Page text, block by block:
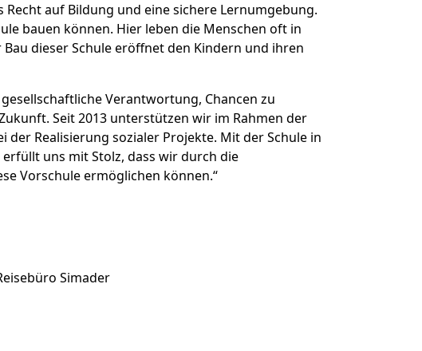
Recht auf Bildung und eine sichere Lernumgebung.
bauen können. Hier leben die Menschen oft in
dieser Schule eröffnet den Kindern und ihren
Verantwortung, Chancen zu
Seit 2013 unterstützen wir im Rahmen der
der Realisierung sozialer Projekte. Mit der Schule in
uns mit Stolz, dass wir durch die
Vorschule ermöglichen können.“
Simader